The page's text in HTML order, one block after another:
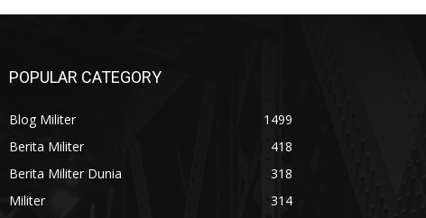
POPULAR CATEGORY
Blog Militer
1499
Berita Militer
418
Berita Militer Dunia
318
Militer
314